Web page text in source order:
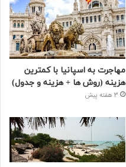
مهاجرت به اسپانیا با کمترین
هزینه (روش ها + هزینه و جدول)
3 هفته پیش